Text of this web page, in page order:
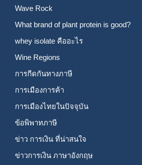
Wave Rock
What brand of plant protein is good?
whey isolate คืออะไร
Wine Regions
การกีดกันทางภาษี
การเมืองการค้า
การเมืองไทยในปัจจุบัน
ข้อพิพาทภาษี
ข่าว การเงิน ที่น่าสนใจ
ข่าวการเงิน ภาษาอังกฤษ